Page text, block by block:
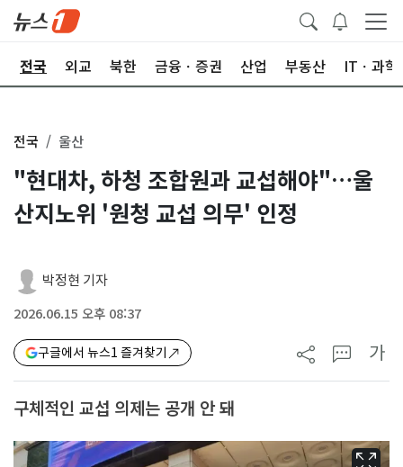
전국 외교 북한 금융ㆍ증권 산업 부동산 ITㆍ과학
전국 울산
"현대차, 하청 조합원과 교섭해야"…울
산지노위 '원청 교섭 의무' 인정
박정현 기자
2026.06.15 오후 08:37
구글에서 뉴스1 즐겨찾기 가
구체적인 교섭 의제는 공개 안 돼